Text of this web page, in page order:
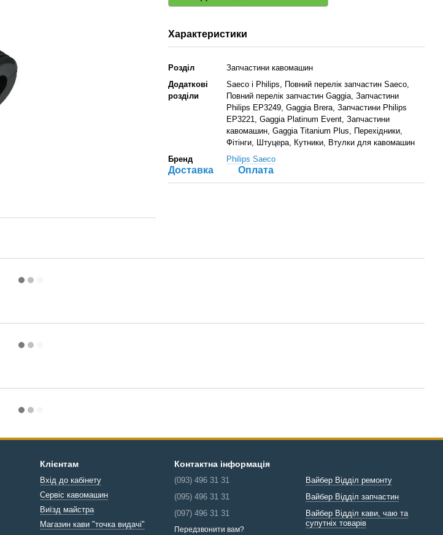
Характеристики
Розділ
Запчастини кавомашин
Додаткові
розділи
Saeco і Philips, Повний перелік запчастин Saeco,
Повний перелік запчастин Gaggia, Запчастини
Philips EP3249, Gaggia Brera, Запчастини Philips
EP3221, Gaggia Platinum Event, Запчастини
кавомашин, Gaggia Titanium Plus, Перехідники,
Фітінги, Штуцера, Кутники, Втулки для кавомашин
Бренд
Philips Saeco
Доставка Оплата
Клієнтам
Вхід до кабінету
Сервіс кавомашин
Виїзд майстра
Магазин кави "точка видачі"
Контактна інформація
(093) 496 31 31
(095) 496 31 31
(097) 496 31 31
Передзвонити вам?
Вайбер Відділ ремонту
Вайбер Відділ запчастин
Вайбер Відділ кави, чаю та
супутніх товарів